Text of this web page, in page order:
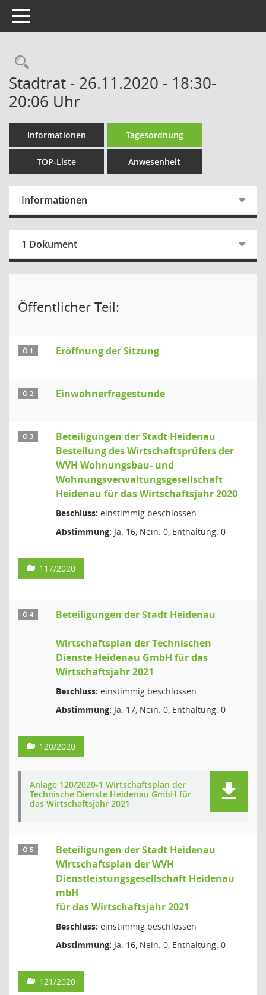
Toggle navigation
Rechercheauswahl
Stadtrat - 26.11.2020 - 18:30-
20:06 Uhr
Informationen Tagesordnung
TOP-Liste Anwesenheit
Informationen
1 Dokument
Öffentlicher Teil:
Ö 1 Eröffnung der Sitzung
Ö 2 Einwohnerfragestunde
Ö 3
Beteiligungen der Stadt Heidenau
Bestellung des Wirtschaftsprüfers der
WVH Wohnungsbau- und
Wohnungsverwaltungsgesellschaft
Heidenau für das Wirtschaftsjahr 2020
Beschluss: einstimmig beschlossen
Abstimmung: Ja: 16, Nein: 0, Enthaltung: 0
117/2020
Ö 4 Beteiligungen der Stadt Heidenau
Wirtschaftsplan der Technischen
Dienste Heidenau GmbH für das
Wirtschaftsjahr 2021
Beschluss: einstimmig beschlossen
Abstimmung: Ja: 17, Nein: 0, Enthaltung: 0
120/2020
Anlage 120/2020-1 Wirtschaftsplan der
Technische Dienste Heidenau GmbH für
das Wirtschaftsjahr 2021
Ö 5
Beteiligungen der Stadt Heidenau
Wirtschaftsplan der WVH
Dienstleistungsgesellschaft Heidenau
mbH
für das Wirtschaftsjahr 2021
Beschluss: einstimmig beschlossen
Abstimmung: Ja: 16, Nein: 0, Enthaltung: 0
121/2020